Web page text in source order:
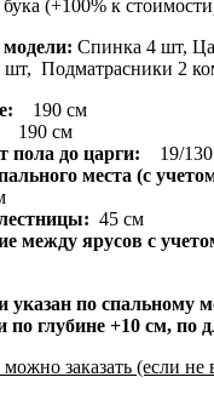
(+100% к
Спинка 4 шт,
Подматрасники 2
190 см
190 см
пола до царги: 19/
места (с
45 см
между ярусов с
указан по спальному
по глубине +10 см, по
заказать (если